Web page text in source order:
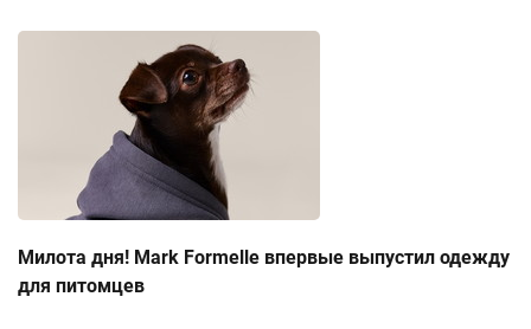
Милота дня! Mark Formelle впервые выпустил одежду
для питомцев